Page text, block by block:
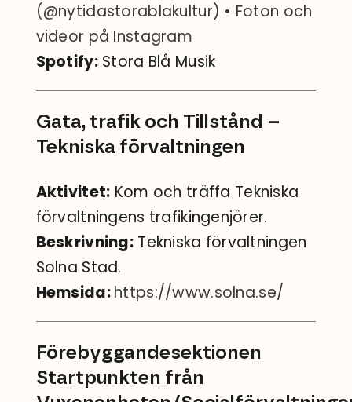
(@nytidastorablakultur) • Foton och
videor på Instagram
Spotify:Stora Blå Musik
Gata, trafik och Tillstånd –
Tekniska förvaltningen
Aktivitet: Kom och träffa Tekniska
förvaltningens trafikingenjörer.
Beskrivning:Tekniska förvaltningen
Solna Stad.
Hemsida:https://www.solna.se/
Förebyggandesektionen
Startpunkten från